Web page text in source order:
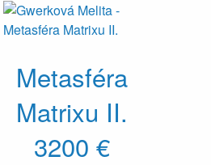
Metasféra
Matrixu II.
3200 €